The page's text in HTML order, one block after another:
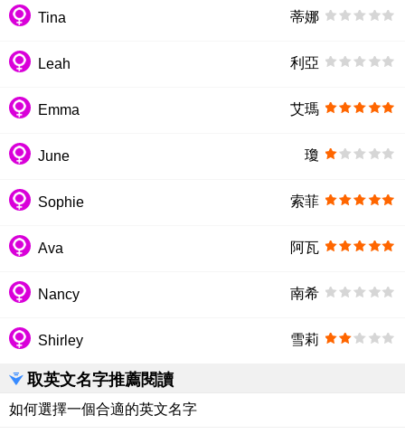
Tina 蒂娜
Leah 利亞
Emma 艾瑪
June 瓊
Sophie 索菲
Ava 阿瓦
Nancy 南希
Shirley 雪莉
取英文名字推薦閱讀
如何選擇一個合適的英文名字